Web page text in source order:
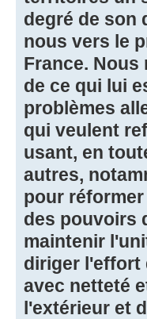
degré de son
nous vers le
France.
de ce qui lui
problèmes
qui veulent
usant, en
autres,
pour
des pouvoirs
maintenir
diriger l'effort
avec netteté
l'extérieur et